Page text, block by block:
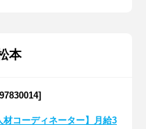
本
材コーディネーター】月給3